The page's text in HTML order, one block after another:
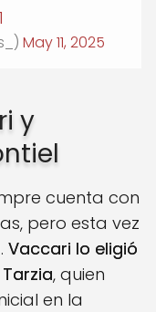
May 11, 2025
y
cuenta con
pero esta vez
Vaccari lo eligió
, quien
en la